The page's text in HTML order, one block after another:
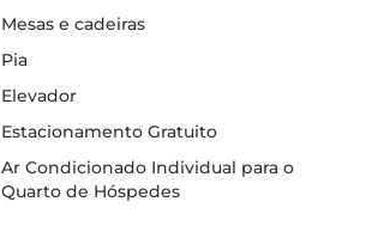
Mesas e cadeiras
Pia
Elevador
Estacionamento Gratuito
Ar Condicionado Individual para o
Quarto de Hóspedes